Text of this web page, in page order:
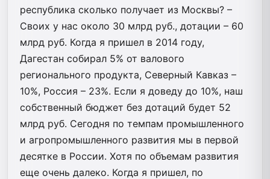
республика сколько получает из Москвы? –
Своих у нас около 30 млрд руб., дотации – 60
млрд руб. Когда я пришел в 2014 году,
Дагестан собирал 5% от валового
регионального продукта, Северный Кавказ –
10%, Россия – 23%. Если я доведу до 10%, наш
собственный бюджет без дотаций будет 52
млрд руб. Сегодня по темпам промышленного
и агропромышленного развития мы в первой
десятке в России. Хотя по объемам развития
еще очень далеко. Когда я пришел, по